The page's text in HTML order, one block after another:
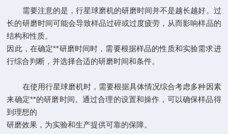
需要注意的是，行星球磨机的研磨时间并不是越长越好。过
长的研磨时间可能会导致样品过碎或过度疲劳，从而影响样品的
结构和性质。
因此，在确定**研磨时间时，需要根据样品的性质和实验需求进
行综合判断，并选择合适的研磨时间和条件。
在使用行星球磨机时，需要根据具体情况综合考虑多种因素
来确定**的研磨时间。通过合理的设置和操作，可以确保样品得
到理想的
研磨效果，为实验和生产提供可靠的保障。